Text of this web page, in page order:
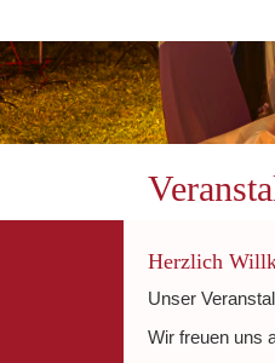
Herzlich
Unser
Wir freuen uns
2:00
5:00